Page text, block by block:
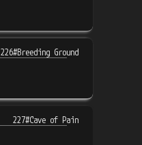
226#Breeding Ground
227#Cave of Pain